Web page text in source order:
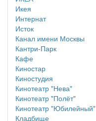
Икея
Интернат
Исток
Канал имени Москвы
Кантри-Парк
Кафе
Киностар
Киностудия
Кинотеатр "Нева"
Кинотеатр "Полёт"
Кинотеатр "Юбилейный"
Кладбище